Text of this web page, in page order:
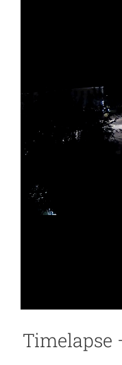
Timelapse